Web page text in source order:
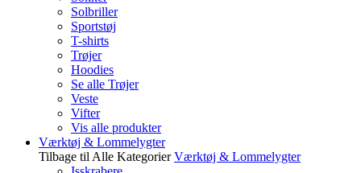
Solbriller
Sportstøj
T-shirts
Trøjer
Hoodies
Se alle Trøjer
Veste
Vifter
Vis alle produkter
Værktøj & Lommelygter
Tilbage til Alle Kategorier Værktøj & Lommelygter